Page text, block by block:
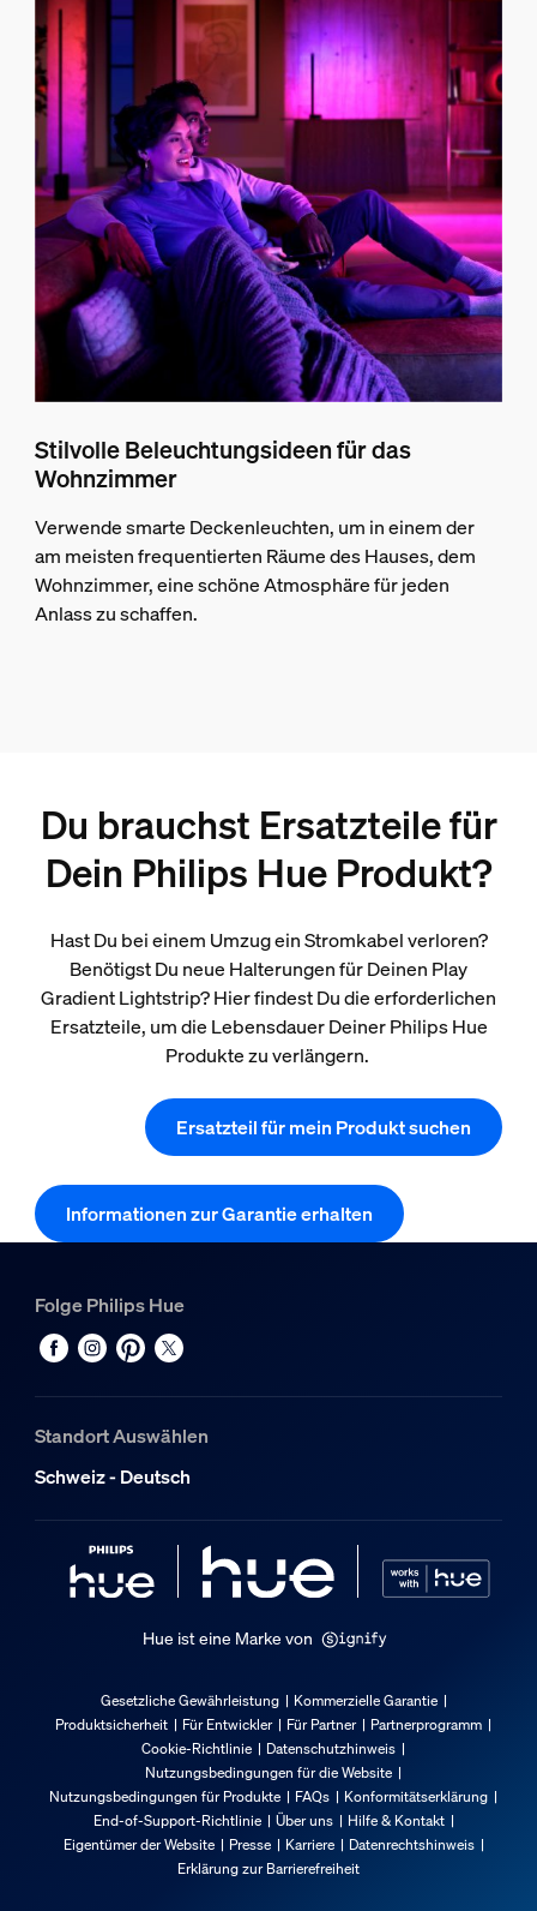
Stilvolle Beleuchtungsideen für das
Wohnzimmer
Verwende smarte Deckenleuchten, um in einem der
am meisten frequentierten Räume des Hauses, dem
Wohnzimmer, eine schöne Atmosphäre für jeden
Anlass zu schaffen.
Du brauchst Ersatzteile für
Dein Philips Hue Produkt?
Hast Du bei einem Umzug ein Stromkabel verloren?
Benötigst Du neue Halterungen für Deinen Play
Gradient Lightstrip? Hier findest Du die erforderlichen
Ersatzteile, um die Lebensdauer Deiner Philips Hue
Produkte zu verlängern.
Ersatzteil für mein Produkt suchen
Informationen zur Garantie erhalten
Folge Philips Hue
Standort Auswählen
Schweiz - Deutsch
Hue ist eine Marke von
Gesetzliche Gewährleistung
Kommerzielle Garantie
Produktsicherheit
Für Entwickler Für Partner
Partnerprogramm
Cookie-Richtlinie
Datenschutzhinweis
Nutzungsbedingungen für die Website
Nutzungsbedingungen für Produkte
FAQs
Konformitätserklärung
End-of-Support-Richtlinie
Über uns
Hilfe & Kontakt
Eigentümer der Website
Presse Karriere
Datenrechtshinweis
Erklärung zur Barrierefreiheit